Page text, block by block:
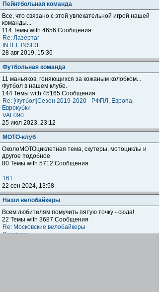
Пейнтбольная команда
Все, что связано с этой увлекательной игрой нашей
команды...
114 Темы with 4656 Сообщения
Re: Лазертаг
INTEL INSIDE
28 авг 2019, 15:36
Футбольная команда
11 маньяков, гоняющихся за кожаным колобком...
Футбол в нашем клубе.
144 Темы with 45165 Сообщения
Re: [Футбол]Сезон 2019-2020 - РФПЛ, Европа,
Еврокубки
VAL090
25 июл 2023, 23:12
МОТО-клуб
ОколоМОТОциклетная тема, скутеры, мотоциклы и
другое подобное
80 Темы with 5712 Сообщения
161
22 сен 2024, 13:58
Наши велобайкеры
Всем любителям помучить пятую точку - сюда!
22 Темы with 3687 Сообщения
Re: Московские велобайкеры
Rainbow